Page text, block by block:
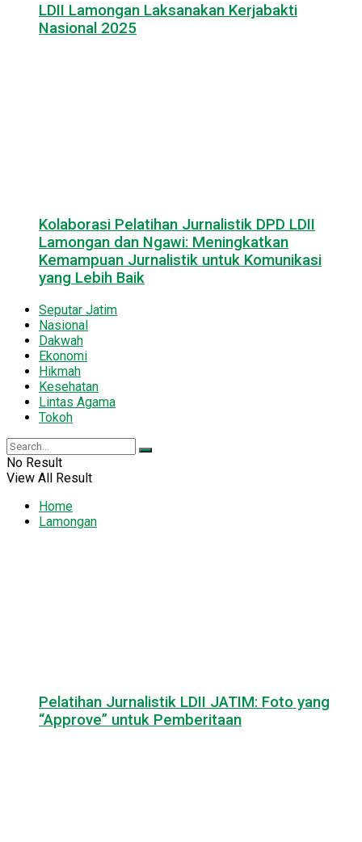
LDII Lamongan Laksanakan Kerjabakti
Nasional 2025
Kolaborasi Pelatihan Jurnalistik DPD LDII
Lamongan dan Ngawi: Meningkatkan
Kemampuan Jurnalistik untuk Komunikasi
yang Lebih Baik
Seputar Jatim
Nasional
Dakwah
Ekonomi
Hikmah
Kesehatan
Lintas Agama
Tokoh
No Result
View All Result
Home
Lamongan
Pelatihan Jurnalistik LDII JATIM: Foto yang
“Approve” untuk Pemberitaan